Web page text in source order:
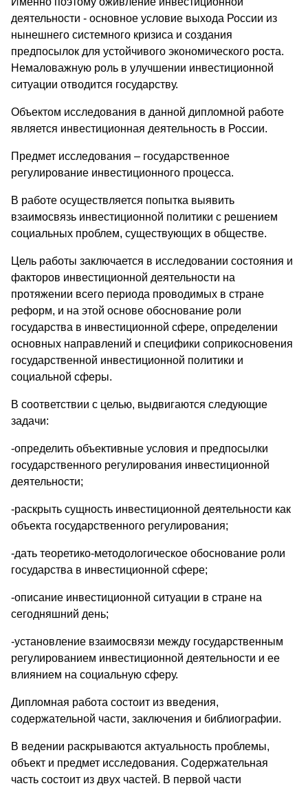
деятельности - основное условие выхода России из
нынешнего системного кризиса и создания
предпосылок для устойчивого экономического роста.
Немаловажную роль в улучшении инвестиционной
ситуации отводится государству.
Объектом исследования в данной дипломной работе
является инвестиционная деятельность в России.
Предмет исследования – государственное
регулирование инвестиционного процесса.
В работе осуществляется попытка выявить
взаимосвязь инвестиционной политики с решением
социальных проблем, существующих в обществе.
Цель работы заключается в исследовании состояния и
факторов инвестиционной деятельности на
протяжении всего периода проводимых в стране
реформ, и на этой основе обоснование роли
государства в инвестиционной сфере, определении
основных направлений и специфики соприкосновения
государственной инвестиционной политики и
социальной сферы.
В соответствии с целью, выдвигаются следующие
задачи:
-определить объективные условия и предпосылки
государственного регулирования инвестиционной
деятельности;
-раскрыть сущность инвестиционной деятельности как
объекта государственного регулирования;
-дать теоретико-методологическое обоснование роли
государства в инвестиционной сфере;
-описание инвестиционной ситуации в стране на
сегодняшний день;
-установление взаимосвязи между государственным
регулированием инвестиционной деятельности и ее
влиянием на социальную сферу.
Дипломная работа состоит из введения,
содержательной части, заключения и библиографии.
В ведении раскрываются актуальность проблемы,
объект и предмет исследования. Содержательная
часть состоит из двух частей. В первой части